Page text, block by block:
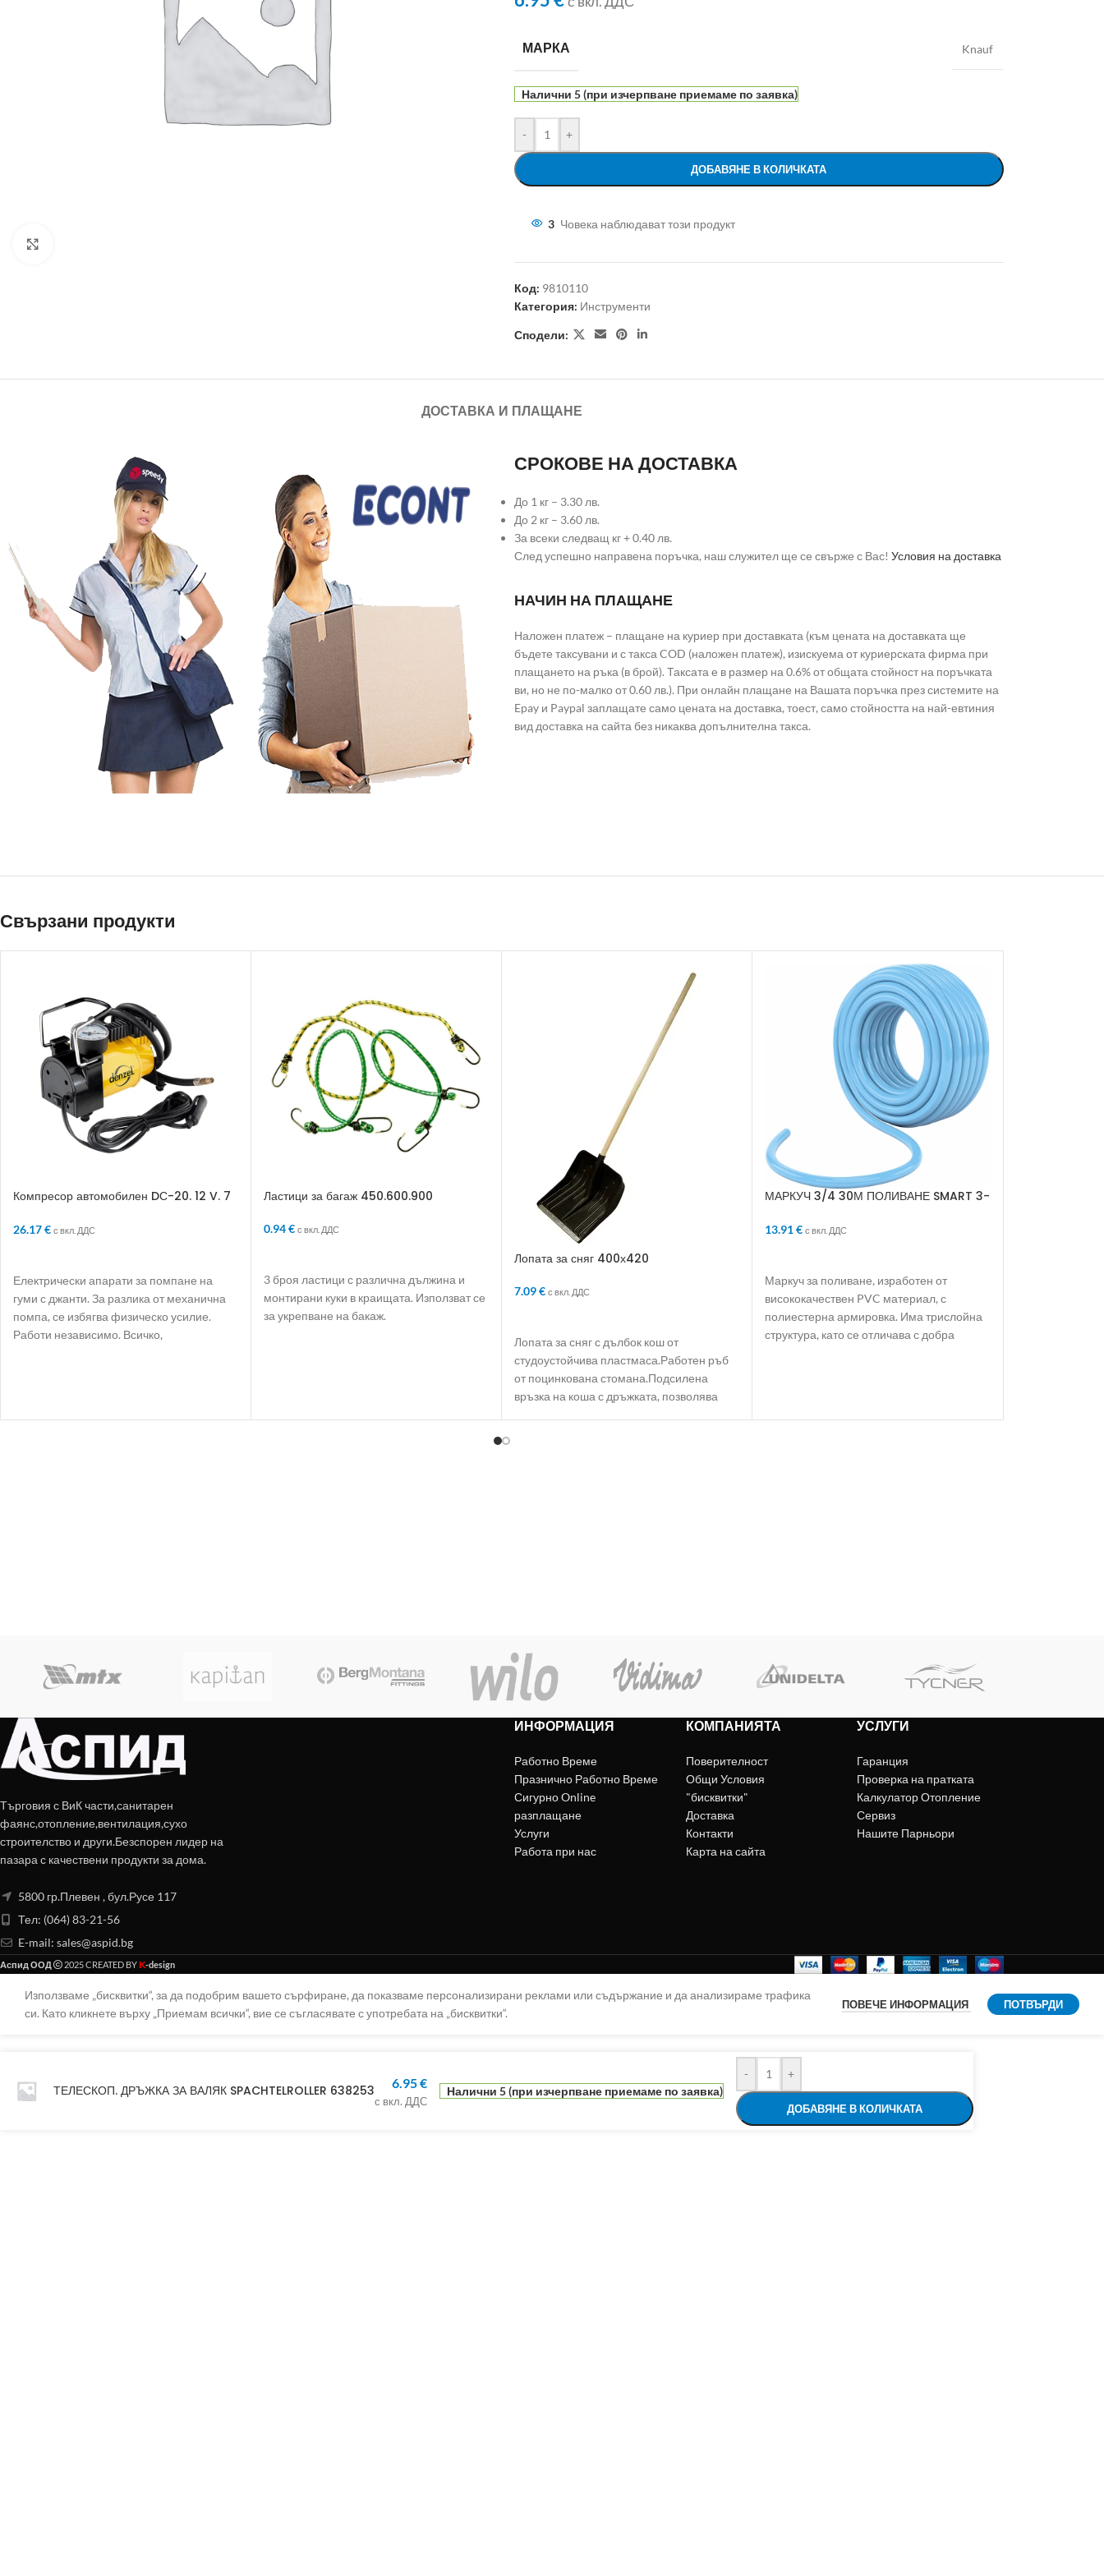
МАРКА Knauf
Налични 5 (при изчерпване приемаме по заявка)
- +
ДОБАВЯНЕ В КОЛИЧКАТА
3 Човека наблюдават този продукт
Код: 9810110
Категория: Инструменти
Сподели:
ДОСТАВКА И ПЛАЩАНЕ
СРОКОВЕ НА ДОСТАВКА
До 1 кг – 3.30 лв.
До 2 кг – 3.60 лв.
За всеки следващ кг + 0.40 лв.
След успешно направена поръчка, наш служител ще се свърже с Вас! Условия на доставка
НАЧИН НА ПЛАЩАНЕ
Наложен платеж – плащане на куриер при доставката (към цената на доставката ще
бъдете таксувани и с такса COD (наложен платеж), изискуема от куриерската фирма при
плащането на ръка (в брой). Таксата е в размер на 0.6% от общата стойност на поръчката
ви, но не по-малко от 0.60 лв.). При онлайн плащане на Вашата поръчка през системите на
Epay и Paypal заплащате само цената на доставка, тоест, само стойността на най-евтиния
вид доставка на сайта без никаква допълнителна такса.
Свързани продукти
Компресор автомобилен DС-20. 12 V. 7
26.17€ с вкл. ДДС
Електрически апарати за помпане на
гуми с джанти. За разлика от механична
помпа, се избягва физическо усилие.
Работи независимо. Всичко,
Ластици за багаж 450.600.900
0.94€ с вкл. ДДС
3 броя ластици с различна дължина и
монтирани куки в краищата. Използват се
за укрепване на бакаж.
Лопата за сняг 400х420
7.09€ с вкл. ДДС
Лопата за сняг с дълбок кош от
студоустойчива пластмаса.Работен ръб
от поцинкована стомана.Подсилена
връзка на коша с дръжката, позволява
МАРКУЧ 3/4 30М ПОЛИВАНЕ SMART 3-
13.91€ с вкл. ДДС
Маркуч за поливане, изработен от
висококачествен PVC материал, с
полиестерна армировка. Има трислойна
структура, като се отличава с добра
Търговия с ВиК части,санитарен
фаянс,отопление,вентилация,сухо
строителство и други.Безспорен лидер на
пазара с качествени продукти за дома.
5800 гр.Плевен , бул.Русе 117
Тел: (064) 83-21-56
E-mail: sales@aspid.bg
ИНФОРМАЦИЯ
Работно Време
Празнично Работно Време
Сигурно Online
разплащане
Услуги
Работа при нас
КОМПАНИЯТА
Поверителност
Общи Условия
"бисквитки"
Доставка
Контакти
Карта на сайта
УСЛУГИ
Гаранция
Проверка на пратката
Калкулатор Отопление
Сервиз
Нашите Парньори
Аспид ООД 2025 CREATED BY K-design
Използваме „бисквитки“, за да подобрим вашето сърфиране, да показваме персонализирани реклами или съдържание и да анализираме трафика
си. Като кликнете върху „Приемам всички“, вие се съгласявате с употребата на „бисквитки“.
ПОВЕЧЕ ИНФОРМАЦИЯ ПОТВЪРДИ
ТЕЛЕСКОП. ДРЪЖКА ЗА ВАЛЯК SPACHTELROLLER 638253 6.95€
с вкл. ДДС
Налични 5 (при изчерпване приемаме по заявка)
- +
ДОБАВЯНЕ В КОЛИЧКАТА